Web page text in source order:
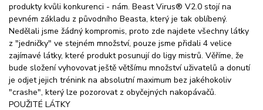
produkty kvůli konkurenci - nám. Beast Virus® V2.0 stojí na
pevném základu z původního Beasta, který je tak oblíbený.
Nedělali jsme žádný kompromis, proto zde najdete všechny látky
z "jedničky" ve stejném množství, pouze jsme přidali 4 velice
zajímavé látky, které produkt posunují do ligy mistrů. Věříme, že
bude složení vyhovovat ještě většímu množství uživatelů a donutí
je odjet jejich trénink na absolutní maximum bez jakéhokoliv
"crashe", který lze pozorovat z obyčejných nakopávačů.
POUŽITÉ LÁTKY